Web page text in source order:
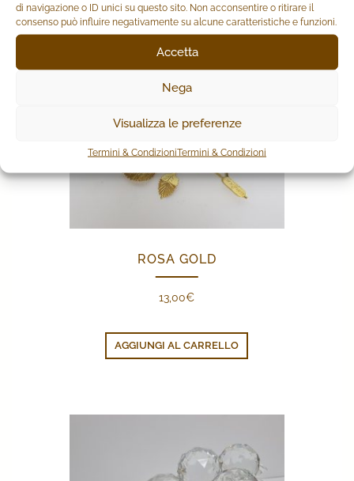
di navigazione o ID unici su questo sito. Non acconsentire o ritirare il
consenso può influire negativamente su alcune caratteristiche e funzioni.
Accetta
Nega
Visualizza le preferenze
Termini & CondizioniTermini & Condizioni
ROSA GOLD
13,00€
AGGIUNGI AL CARRELLO